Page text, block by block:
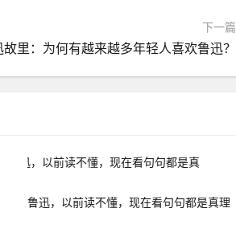
下一篇
里：为何有越来越多年轻人喜欢鲁迅？
鲁迅，以前读不懂，现在看句句都是真理